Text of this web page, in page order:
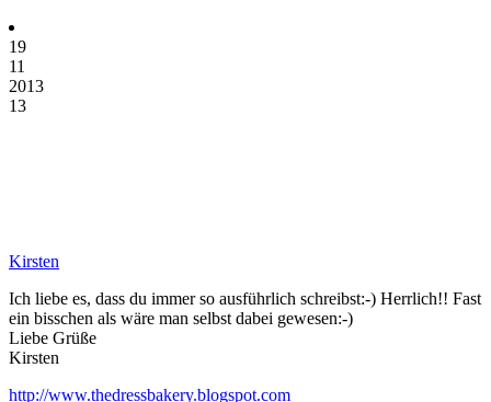
19
11
2013
13
Kirsten
Ich liebe es, dass du immer so ausführlich schreibst:-) Herrlich!! Fast
ein bisschen als wäre man selbst dabei gewesen:-)
Liebe Grüße
Kirsten
http://www.thedressbakery.blogspot.com